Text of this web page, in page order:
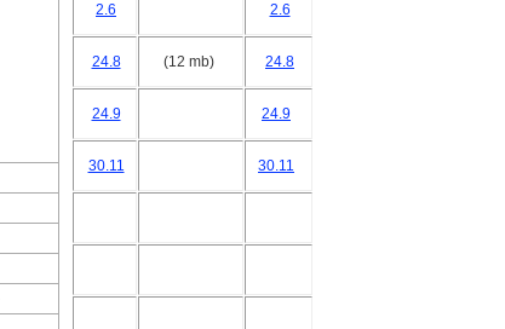
2.6 2.6
24.8 (12 mb) 24.8
24.9 24.9
30.11 30.11